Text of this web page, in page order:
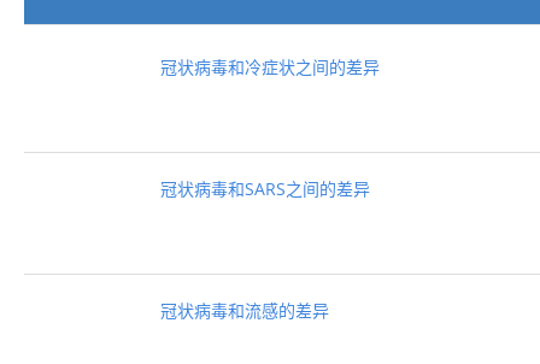
冠状病毒和冷症状之间的差异
冠状病毒和SARS之间的差异
冠状病毒和流感的差异